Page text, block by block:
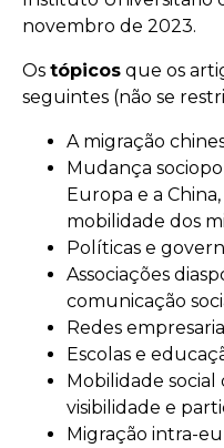
novembro de 2023.
Os tópicos que os
seguintes (não se
A migração
Mudança
Europa e a
mobilidade dos
Políticas e
Associações
comunicação
Redes
Escolas e
Mobilidade social
visibilidade e
Migração intra-